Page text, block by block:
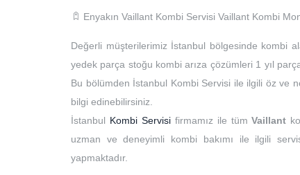
Enyakın Vaillant Kombi Servisi Vaillant Kombi
Değerli müşterilerimiz İstanbul bölgesinde kombi
yedek parça stoğu kombi arıza çözümleri 1 yıl
Bu bölümden İstanbul Kombi Servisi ile ilgili öz ve
bilgi edinebilirsiniz.
İstanbul Kombi Servisi firmamız ile tümVaillant
uzman ve deneyimli kombi bakımı ile ilgili
yapmaktadır.